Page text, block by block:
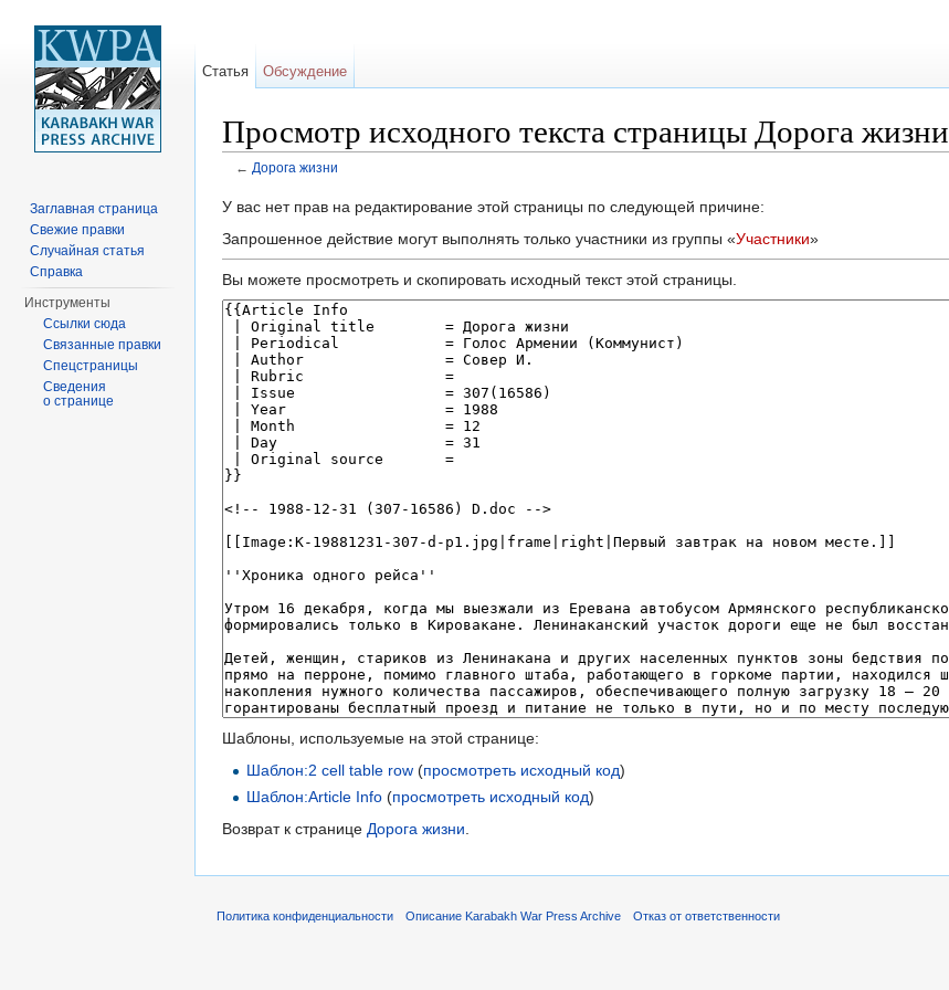
Просмотр исходного текста страницы Дорога жизни
← Дорога жизни
У вас нет прав на редактирование этой страницы по следующей причине:
Запрошенное действие могут выполнять только участники из группы «Участники»
Вы можете просмотреть и скопировать исходный текст этой страницы.
Шаблоны, используемые на этой странице:
Шаблон:2 cell table row (просмотреть исходный код)
Шаблон:Article Info (просмотреть исходный код)
Возврат к странице Дорога жизни
Статья Обсуждение
Заглавная страница
Свежие правки
Случайная статья
Справка
Инструменты
Ссылки сюда
Связанные правки
Спецстраницы
Сведения
о странице
Политика конфиденциальности Описание Karabakh War Press Archive Отказ от ответственности